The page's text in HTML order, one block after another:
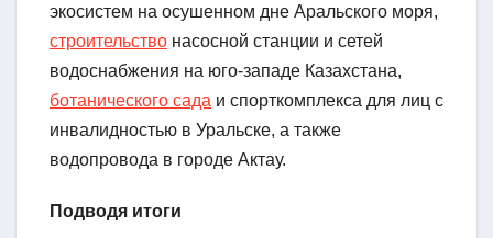
экосистем на осушенном дне Аральского моря,
строительство насосной станции и сетей
водоснабжения на юго-западе Казахстана,
ботанического сада и спорткомплекса для лиц с
инвалидностью в Уральске, а также
водопровода в городе Актау.
Подводя итоги